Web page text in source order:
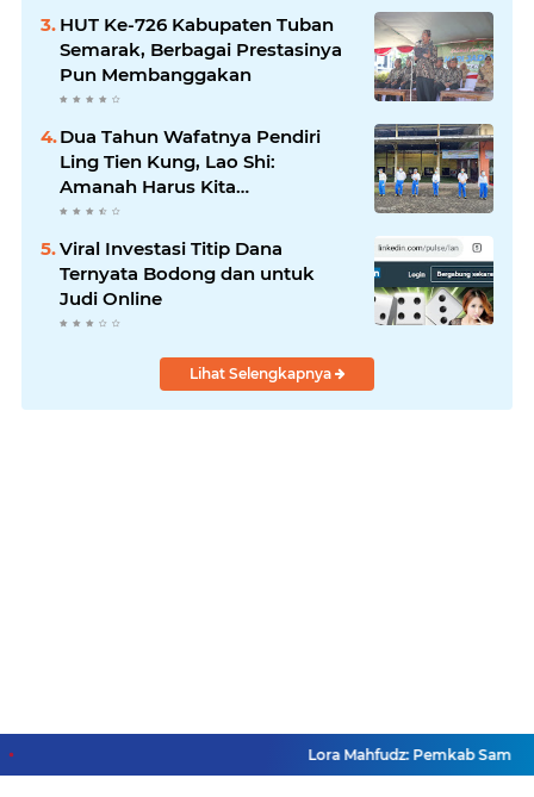
HUT Ke-726 Kabupaten Tuban
Semarak, Berbagai Prestasinya
Pun Membanggakan
Dua Tahun Wafatnya Pendiri
Ling Tien Kung, Lao Shi:
Amanah Harus Kita
Laksanakan!
Viral Investasi Titip Dana
Ternyata Bodong dan untuk
Judi Online
Lihat Selengkapnya
Lora Mahfudz: Pemkab